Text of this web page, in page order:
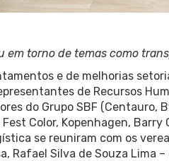
em torno de temas como
e de melhorias
de Recursos
do Grupo SBF (Centauro,
Color, Kopenhagen,
se reuniram com os
Rafael Silva de Souza Lima